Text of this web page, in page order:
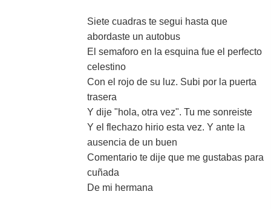
Siete cuadras te segui hasta que
abordaste un autobus
El semaforo en la esquina fue el perfecto
celestino
Con el rojo de su luz. Subi por la puerta
trasera
Y dije "hola, otra vez". Tu me sonreiste
Y el flechazo hirio esta vez. Y ante la
ausencia de un buen
Comentario te dije que me gustabas para
cuñada
De mi hermana